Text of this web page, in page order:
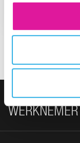
ALTIJD JE
FOOTER
WERKNEMER